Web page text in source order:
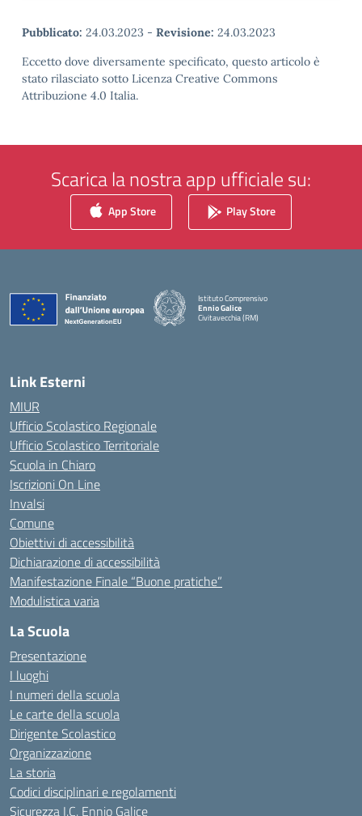
Pubblicato: 24.03.2023 - Revisione: 24.03.2023
Eccetto dove diversamente specificato, questo articolo è
stato rilasciato sotto Licenza Creative Commons
Attribuzione 4.0 Italia.
Scarica la nostra app ufficiale su:
App Store Play Store
Istituto Comprensivo
Ennio Galice
Civitavecchia (RM)
Link Esterni
MIUR
Ufficio Scolastico Regionale
Ufficio Scolastico Territoriale
Scuola in Chiaro
Iscrizioni On Line
Invalsi
Comune
Obiettivi di accessibilità
Dichiarazione di accessibilità
Manifestazione Finale “Buone pratiche”
Modulistica varia
La Scuola
Presentazione
I luoghi
I numeri della scuola
Le carte della scuola
Dirigente Scolastico
Organizzazione
La storia
Codici disciplinari e regolamenti
Sicurezza I.C. Ennio Galice